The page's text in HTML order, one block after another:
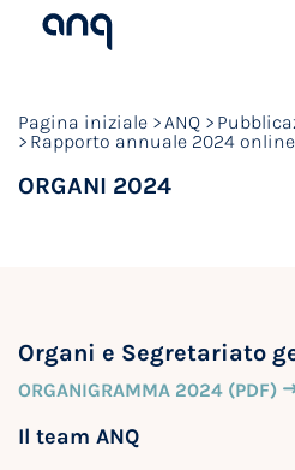
Pagina iniziale ANQ
Rapporto annuale 2024 online
ORGANI 2024
Organi e Segretariato
ORGANIGRAMMA 2024 (PDF)
Il team ANQ